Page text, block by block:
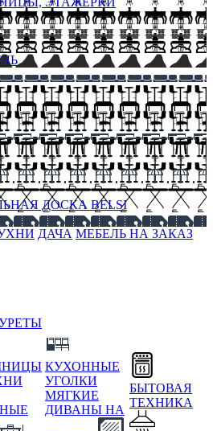
ДОСКА BELSI
ДАЧА МЕБЕЛЬ НА ЗАКАЗ
КУХОННЫЕ
УГОЛКИ
МЯГКИЕ
ДИВАНЫ НА
БЫТОВАЯ
ТЕХНИКА